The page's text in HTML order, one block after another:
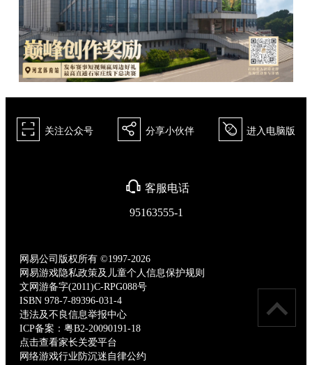
򰀁 关注公众号 򰀂 分享小伙伴 򰀄 进入电脑版
򰀃 客服电话
95163555-1
网易公司版权所有 ©1997-2026
网易游戏隐私政策及儿童个人信息保护规则
文网游备字(2011)C-RPG088号
ISBN 978-7-89396-031-4
违法及不良信息举报中心
ICP备案：粤B2-20090191-18
点击查看家长关爱平台
网络游戏行业防沉迷自律公约